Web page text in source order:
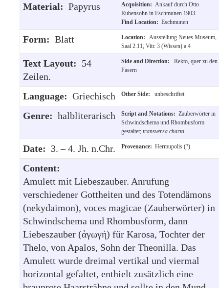
Material: Papyrus Acquisition: Ankauf durch Otto
Rubensohn in Eschmunen 1903.
Find Location: Eschmunen
Form: Blatt Location:
Ausstellung Neues Museum,
Saal 2.11, Vitr. 3 (Wissen) a 4
Text Layout: 54
Zeilen.
Side and Direction:
Rekto, quer zu den
Fasern
Language: Griechisch Other Side: unbeschriftet
Genre: halbliterarisch Script and Notations: Zauberwörter in
Schwindschema und Rhombusform
gestaltet; transversa charta
Date: 3. – 4. Jh. n.Chr. Provenance: Hermupolis (?)
Content:
Amulett mit Liebeszauber. Anrufung
verschiedener Gottheiten und des Totendämons
(nekydaimon), voces magicae (Zauberwörter) in
Schwindschema und Rhombusform, dann
Liebeszauber (ἀγωγή) für Karosa, Tochter der
Thelo, von Apalos, Sohn der Theonilla. Das
Amulett wurde dreimal vertikal und viermal
horizontal gefaltet, enthielt zusätzlich eine